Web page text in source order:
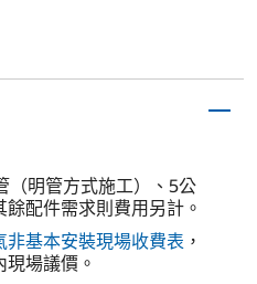
（明管方式施工）、5公
配件需求則費用另計。
非基本安裝現場收費表 ，
場議價。